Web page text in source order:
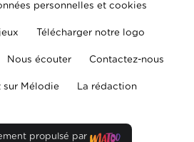
personnelles et cookies
Télécharger notre logo
Nous écouter Contactez-nous
sur Mélodie La rédaction
propulsé par